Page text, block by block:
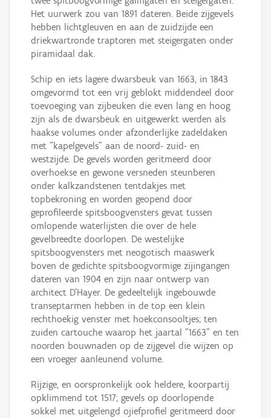
Het uurwerk zou van 1891 dateren. Beide zijgevels
hebben lichtgleuven en aan de zuidzijde een
driekwartronde traptoren met steigergaten onder
piramidaal dak.
Schip en iets lagere dwarsbeuk van 1663, in 1843
omgevormd tot een vrij geblokt middendeel door
toevoeging van zijbeuken die even lang en hoog
zijn als de dwarsbeuk en uitgewerkt werden als
haakse volumes onder afzonderlijke zadeldaken
met "kapelgevels" aan de noord- zuid- en
westzijde. De gevels worden geritmeerd door
overhoekse en gewone versneden steunberen
onder kalkzandstenen tentdakjes met
topbekroning en worden geopend door
geprofileerde spitsboogvensters gevat tussen
omlopende waterlijsten die over de hele
gevelbreedte doorlopen. De westelijke
spitsboogvensters met neogotisch maaswerk
boven de gedichte spitsboogvormige zijingangen
dateren van 1904 en zijn naar ontwerp van
architect D'Hayer. De gedeeltelijk ingebouwde
transeptarmen hebben in de top een klein
rechthoekig venster met hoekconsooltjes; ten
zuiden cartouche waarop het jaartal "1663" en ten
noorden bouwnaden op de zijgevel die wijzen op
een vroeger aanleunend volume.
Rijzige, en oorspronkelijk ook heldere, koorpartij
opklimmend tot 1517; gevels op doorlopende
sokkel met uitgelengd ojiefprofiel geritmeerd door